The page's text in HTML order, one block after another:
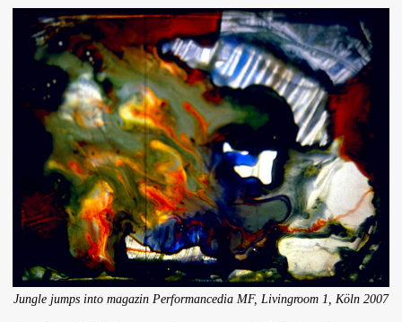
Jungle jumps into magazin Performancedia MF, Livingroom 1, Köln 2007